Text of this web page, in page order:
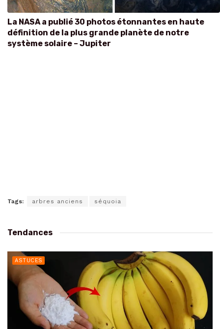
La NASA a publié 30 photos étonnantes en haute
définition de la plus grande planète de notre
système solaire – Jupiter
Tags: arbres anciens séquoia
Tendances
ASTUCES